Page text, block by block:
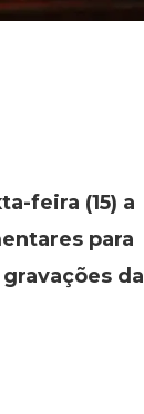
feira (15) a
para
da